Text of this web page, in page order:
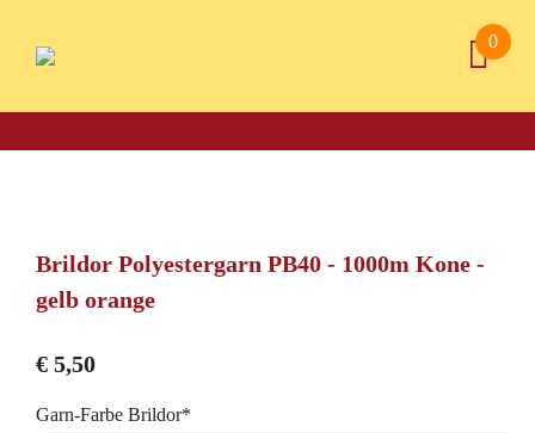
0
Brildor Polyestergarn PB40 - 1000m Kone -
gelb orange
€ 5,50
Pflichtfeld
Garn-Farbe Brildor*